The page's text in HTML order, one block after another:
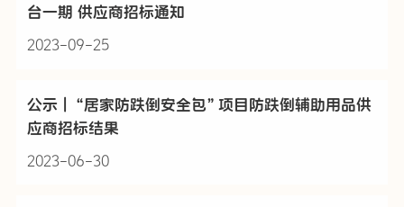
台一期 供应商招标通知
2023-09-25
公示 | “居家防跌倒安全包”项目防跌倒辅助用品供
应商招标结果
2023-06-30